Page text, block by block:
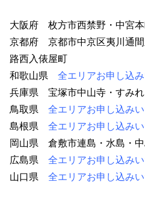
大阪府 枚方市西禁野・中宮本
京都府 京都市中京区夷川通
路西入俵屋町
和歌山県
全エリアお申し込
兵庫県 宝塚市中山寺・すみれ
鳥取県
全エリアお申し込み
島根県
全エリアお申し込み
岡山県 倉敷市連島・水島・
広島県
全エリアお申し込み
山口県 全エリアお申し込み